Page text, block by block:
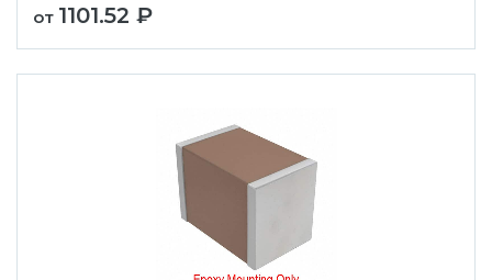
от 1101.52 ₽